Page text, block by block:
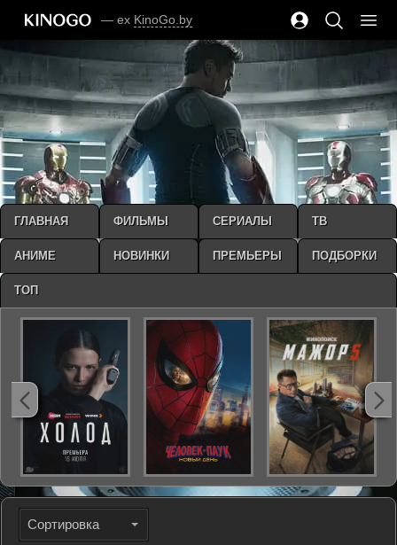
— ex KinoGo.by
Сортировка
ГЛАВНАЯ ФИЛЬМЫ СЕРИАЛЫ ТВ
АНИМЕ НОВИНКИ ПРЕМЬЕРЫ ПОДБОРКИ
ТОП